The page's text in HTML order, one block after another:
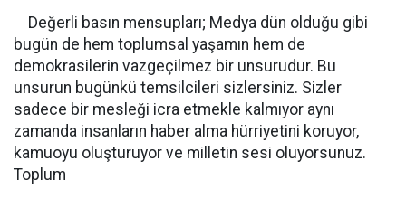
Değerli basın mensupları; Medya dün olduğu gibi
bugün de hem toplumsal yaşamın hem de
demokrasilerin vazgeçilmez bir unsurudur. Bu
unsurun bugünkü temsilcileri sizlersiniz. Sizler
sadece bir mesleği icra etmekle kalmıyor aynı
zamanda insanların haber alma hürriyetini koruyor,
kamuoyu oluşturuyor ve milletin sesi oluyorsunuz.
Toplum